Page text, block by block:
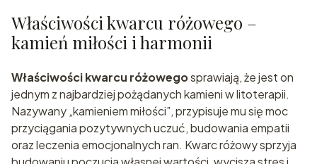
Właściwości kwarcu różowego –
kamień miłości i harmonii
Właściwości kwarcu różowegosprawiają, że jest on
jednym z najbardziej pożądanych kamieni w litoterapii.
Nazywany „kamieniem miłości”, przypisuje mu się moc
przyciągania pozytywnych uczuć, budowania empatii
oraz leczenia emocjonalnych ran. Kwarc różowy sprzyja